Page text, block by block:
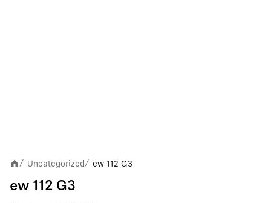
/ Uncategorized/ ew 112 G3
ew 112 G3